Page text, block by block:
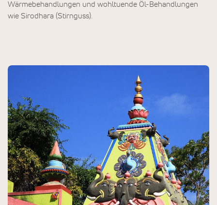
Wärmebehandlungen und wohltuende Öl-Behandlungen
wie Sirodhara (Stirnguss).